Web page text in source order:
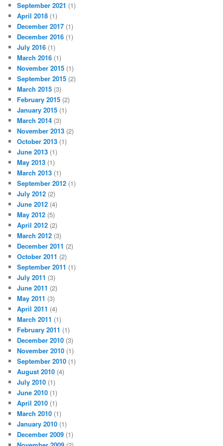
September 2021 (1)
April 2018 (1)
December 2017 (1)
December 2016 (1)
July 2016 (1)
March 2016 (1)
November 2015 (1)
September 2015 (2)
March 2015 (3)
February 2015 (2)
January 2015 (1)
March 2014 (3)
November 2013 (2)
October 2013 (1)
June 2013 (1)
May 2013 (1)
March 2013 (1)
September 2012 (1)
July 2012 (2)
June 2012 (4)
May 2012 (5)
April 2012 (2)
March 2012 (3)
December 2011 (2)
October 2011 (2)
September 2011 (1)
July 2011 (3)
June 2011 (2)
May 2011 (3)
April 2011 (4)
March 2011 (1)
February 2011 (1)
December 2010 (3)
November 2010 (1)
September 2010 (1)
August 2010 (4)
July 2010 (1)
June 2010 (1)
April 2010 (1)
March 2010 (1)
January 2010 (1)
December 2009 (1)